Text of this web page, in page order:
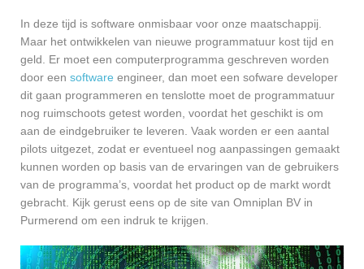
In deze tijd is software onmisbaar voor onze maatschappij.
Maar het ontwikkelen van nieuwe programmatuur kost tijd en
geld. Er moet een computerprogramma geschreven worden
door een software engineer, dan moet een sofware developer
dit gaan programmeren en tenslotte moet de programmatuur
nog ruimschoots getest worden, voordat het geschikt is om
aan de eindgebruiker te leveren. Vaak worden er een aantal
pilots uitgezet, zodat er eventueel nog aanpassingen gemaakt
kunnen worden op basis van de ervaringen van de gebruikers
van de programma’s, voordat het product op de markt wordt
gebracht. Kijk gerust eens op de site van Omniplan BV in
Purmerend om een indruk te krijgen.